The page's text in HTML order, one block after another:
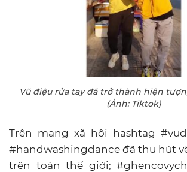
Vũ điệu rửa tay đã trở thành hiện
(Ảnh: Tiktok)
Trên mạng xã hội hashtag
#handwashingdance đã thu hút
trên toàn thế giới;